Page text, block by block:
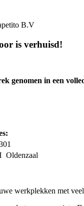
B.V
is verhuisd!
genomen in een
Oldenzaal
werkplekken met